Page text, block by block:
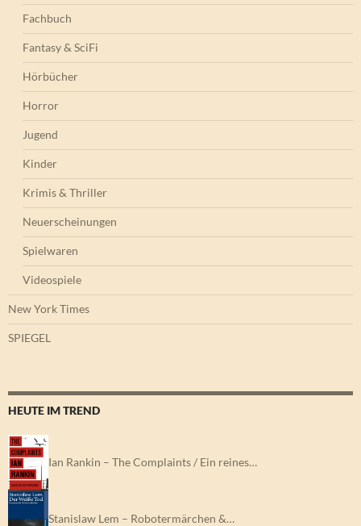
Fachbuch
Fantasy & SciFi
Hörbücher
Horror
Jugend
Kinder
Krimis & Thriller
Neuerscheinungen
Spielwaren
Videospiele
New York Times
SPIEGEL
HEUTE IM TREND
Ian Rankin – The Complaints / Ein reines…
Stanislaw Lem – Robotermärchen &…